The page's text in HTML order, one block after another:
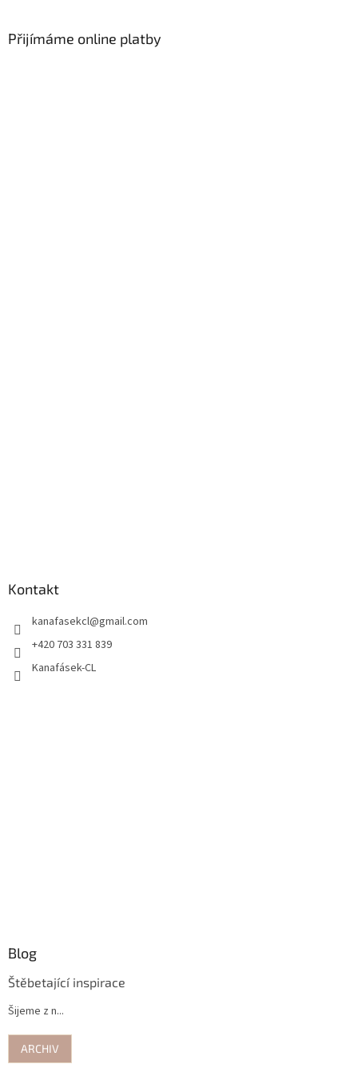
Přijímáme online platby
Kontakt
kanafasekcl@gmail.com
+420 703 331 839
Kanafásek-CL
Blog
Štěbetající inspirace
Šijeme z n...
ARCHIV